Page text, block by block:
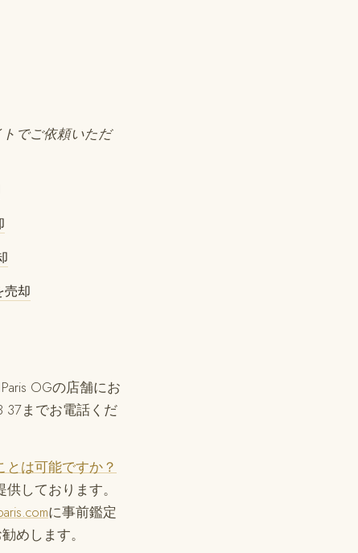
でご依頼いただ
売却
OGの店舗にお
37までお電話くだ
とは可能ですか？
しております。
に事前鑑定
めします。